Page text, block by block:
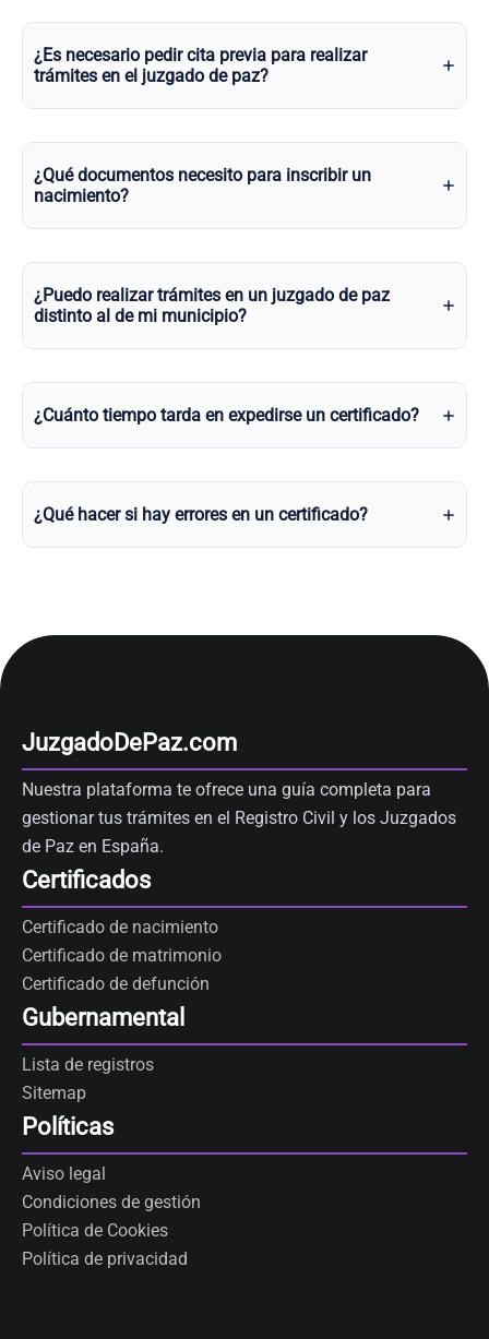
¿Es necesario pedir cita previa para realizar
trámites en el juzgado de paz?
¿Qué documentos necesito para inscribir un
nacimiento?
¿Puedo realizar trámites en un juzgado de paz
distinto al de mi municipio?
¿Cuánto tiempo tarda en expedirse un certificado?
¿Qué hacer si hay errores en un certificado?
JuzgadoDePaz.com
Nuestra plataforma te ofrece una guía completa para
gestionar tus trámites en el Registro Civil y los Juzgados
de Paz en España.
Certificados
Certificado de nacimiento
Certificado de matrimonio
Certificado de defunción
Gubernamental
Lista de registros
Sitemap
Políticas
Aviso legal
Condiciones de gestión
Política de Cookies
Política de privacidad